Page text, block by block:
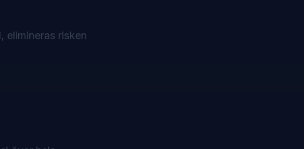
elimineras risken